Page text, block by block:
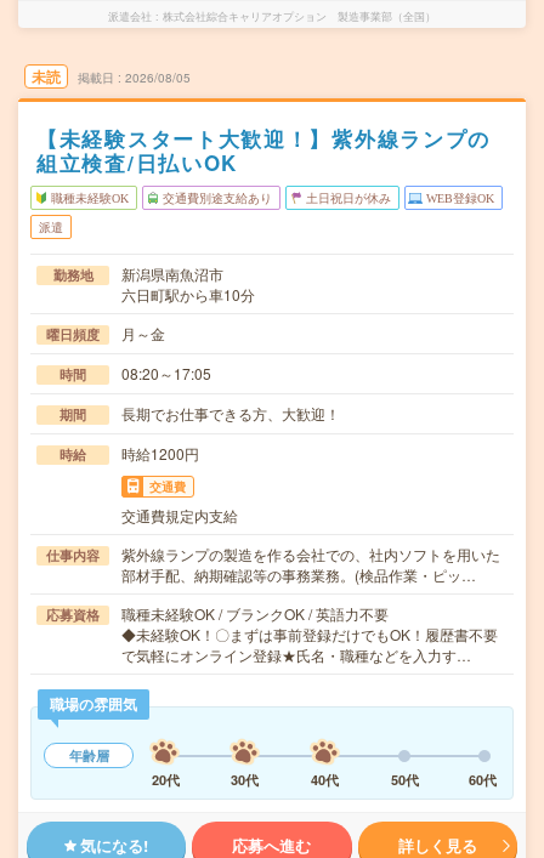
派遣会社 株式会社綜合キャリアオプション 製造事業部（全国）
未読 掲載日 2026/08/05
【未経験スタート大歓迎！】紫外線ランプの
組立検査/日払いOK
職種未経験OK 交通費別途支給あり 土日祝日が休み WEB登録OK
派遣
勤務地
新潟県南魚沼市
六日町駅から車10分
曜日頻度 月～金
時間 08:20～17:05
期間 長期でお仕事できる方、大歓迎！
時給 時給1200円
交通費
交通費規定内支給
仕事内容
紫外線ランプの製造を作る会社での、社内ソフトを用いた
部材手配、納期確認等の事務業務。(検品作業・ピッ…
応募資格
職種未経験OK / ブランクOK / 英語力不要
◆未経験OK！〇まずは事前登録だけでもOK！履歴書不要
で気軽にオンライン登録★氏名・職種などを入力す…
職場の雰囲気
年齢層
20代
30代 40代 50代 60代
気になる! 応募へ進む 詳しく見る